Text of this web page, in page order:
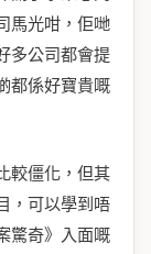
馬光咁，佢哋
多公司都會提
都係好寶貴嘅
較僵化，但其
，可以學到唔
驚奇》入面嘅